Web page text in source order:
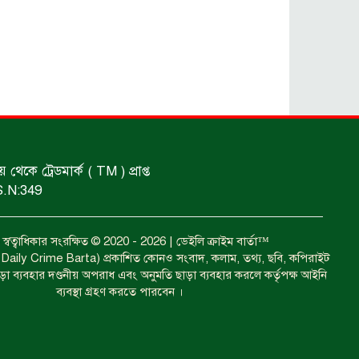
শ্রমিকদের গণবিক্ষোভ ও সমাবেশ।
দুইজনের পানিতে ডুবে মৃত্যু।
ট্রেডমার্ক ( TM ) প্রাপ্ত
স্বত্বাধিকার সংরক্ষিত © 2020 - 2026 | ডেইলি ক্রাইম বার্তা™
( Daily Crime Barta) প্রকাশিত কোনও সংবাদ, কলাম, তথ্য, ছবি, কপিরাইট
ব্যবহার দণ্ডনীয় অপরাধ এবং অনুমতি ছাড়া ব্যবহার করলে কর্তৃপক্ষ আইনি
ব্যবস্থা গ্রহণ করতে পারবেন ।